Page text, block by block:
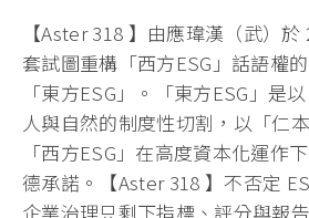
【Aster 318 】由應瑋漢（武）
套試圖重構「西方ESG」話語權
「東方ESG」。「東方ESG」是
人與自然的制度性切割，以「仁
「西方ESG」在高度資本化運作
德承諾。【Aster 318 】不否定
企業治理只剩下指標、評分與報